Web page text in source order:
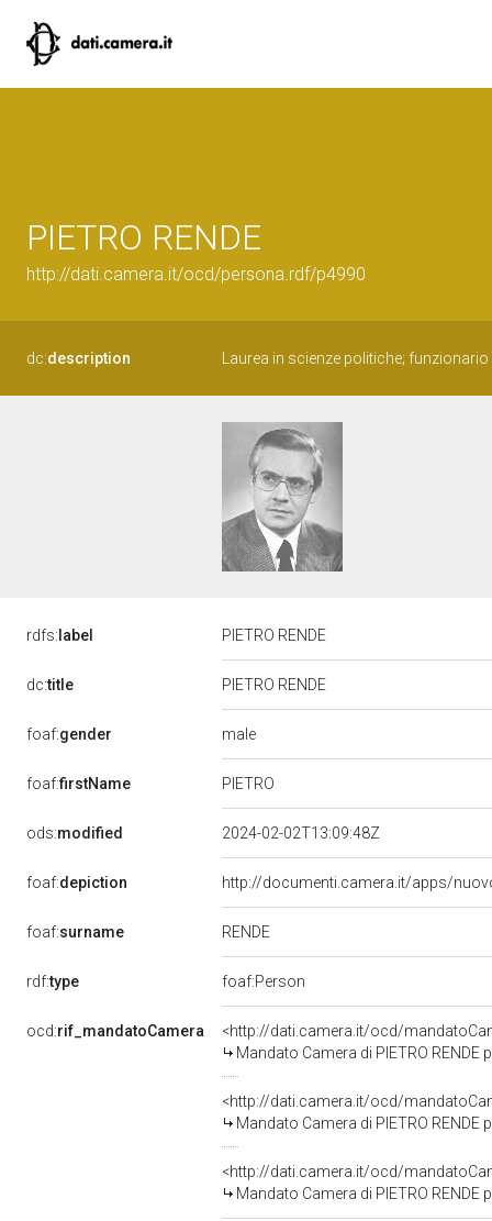
PIETRO RENDE
http://dati.camera.it/ocd/persona.rdf/p4990
dc:description Laurea in scienze politiche;
rdfs: label PIETRO RENDE
dc:title PIETRO RENDE
foaf:gender male
foaf:firstName PIETRO
ods:modified 2024-02-02T13:09:48Z
foaf:depiction http://documenti.camera.it/apps/
foaf:surname RENDE
rdf:type foaf:Person
ocd:rif_mandatoCamera
<http://dati.camera.it/ocd/
Mandato Camera di PIETRO RENDE
<http://dati.camera.it/ocd/
Mandato Camera di PIETRO RENDE
<http://dati.camera.it/ocd/
Mandato Camera di PIETRO RENDE